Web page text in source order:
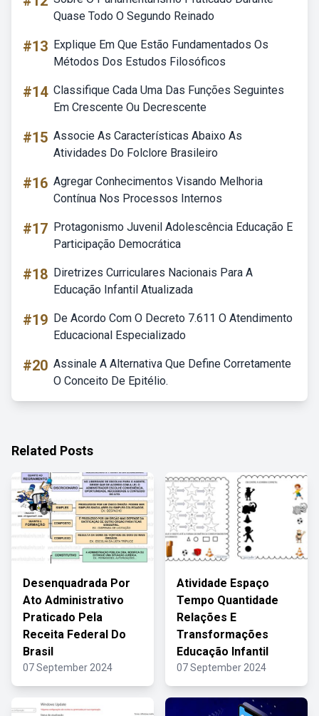
Quase Todo O Segundo Reinado
#13 Explique Em Que Estão Fundamentados Os
Métodos Dos Estudos Filosóficos
#14 Classifique Cada Uma Das Funções Seguintes
Em Crescente Ou Decrescente
#15 Associe As Características Abaixo As
Atividades Do Folclore Brasileiro
#16 Agregar Conhecimentos Visando Melhoria
Contínua Nos Processos Internos
#17 Protagonismo Juvenil Adolescência Educação E
Participação Democrática
#18 Diretrizes Curriculares Nacionais Para A
Educação Infantil Atualizada
#19 De Acordo Com O Decreto 7.611 O Atendimento
Educacional Especializado
#20 Assinale A Alternativa Que Define Corretamente
O Conceito De Epitélio.
Related Posts
Desenquadrada Por
Ato Administrativo
Praticado Pela
Receita Federal Do
Brasil
07 September 2024
Atividade Espaço
Tempo Quantidade
Relações E
Transformações
Educação Infantil
07 September 2024